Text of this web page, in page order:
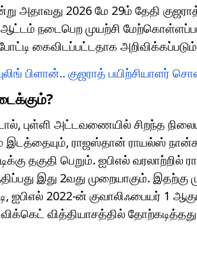
அதாவது 2026 மே 29ம் தேதி
நடைபெற முயற்சி
கைவிடப்பட்டதாக
பிளான்.. குஜராத் பயிற்சியாளர்
புள்ளி அட்டவணையில் சிறந்த
இடத்தையும், ராஜஸ்தான் ராயல்ஸ்
தகுதி பெறும். ஐபிஎல்
இது 2வது முறையாகும். இதற்கு
ஐபிஎல் 2022-ன் குவாலிஃபையர் 1
வித்தியாசத்தில்